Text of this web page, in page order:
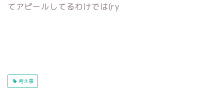
てアピールしてるわけでは(ry
考え事